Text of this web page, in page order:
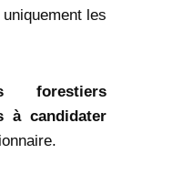
les
forestiers
à candidater